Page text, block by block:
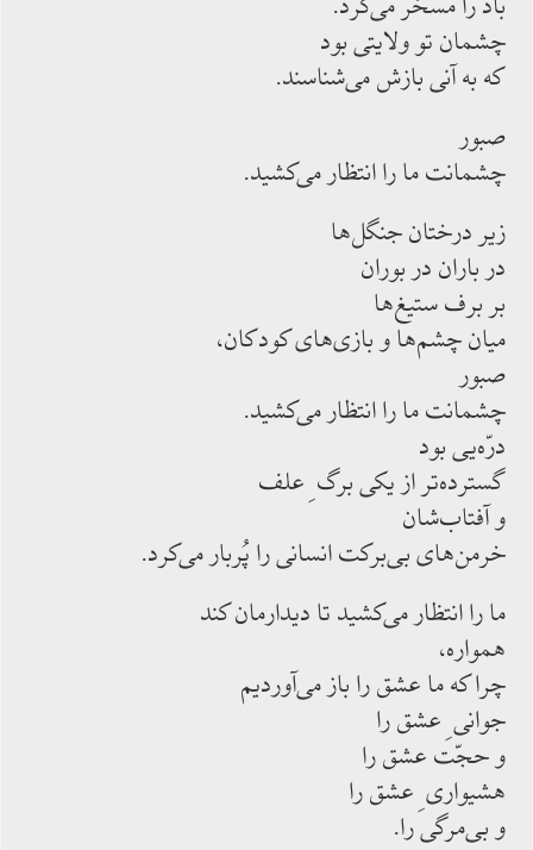
چشمان تو ولايتى بود
كه به آنى بازش مى‌شناسند.
صبور
چشمانت ما را انتظار مى‌كشيد.
زير درختان جنگل‌ها
در باران در بوران
بر برف ستيغ‌ها
ميان چشم‌ها و بازى‌هاى كودكان،
صبور
چشمانت ما را انتظار مى‌كشيد.
درّه‌يى بود
گسترده‌تر از يكى برگ ِ علف
و آفتاب‌شان
خرمن‌هاى بى‌بركت انسانى را پُربار مى‌كرد.
ما را انتظار مى‌كشيد تا ديدارمان كند
همواره،
چرا كه ما عشق را باز مى‌آورديم
جوانى ِ عشق را
و حجّت عشق را
هشيوارى ِ عشق را
و بى‌مرگى را.